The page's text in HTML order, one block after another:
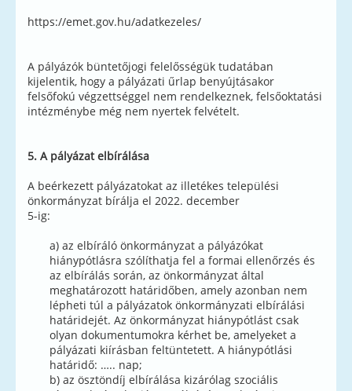
https://emet.gov.hu/adatkezeles/
A pályázók büntetőjogi felelősségük tudatában
kijelentik, hogy a pályázati űrlap benyújtásakor
felsőfokú végzettséggel nem rendelkeznek, felsőoktatási
intézménybe még nem nyertek felvételt.
5. A pályázat elbírálása
A beérkezett pályázatokat az illetékes települési
önkormányzat bírálja el 2022. december
5-ig:
a) az elbíráló önkormányzat a pályázókat
hiánypótlásra szólíthatja fel a formai ellenőrzés és
az elbírálás során, az önkormányzat által
meghatározott határidőben, amely azonban nem
lépheti túl a pályázatok önkormányzati elbírálási
határidejét. Az önkormányzat hiánypótlást csak
olyan dokumentumokra kérhet be, amelyeket a
pályázati kiírásban feltüntetett. A hiánypótlási
határidő: ….. nap;
b) az ösztöndíj elbírálása kizárólag szociális